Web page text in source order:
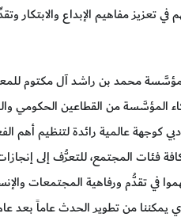
مفاهيم الإبداع والابتكار
محمد بن راشد آل مكتوم
المؤسَّسة من القطاعين الحكومي
كوجهة عالمية رائدة لتنظيم أهم
فئات المجتمع، للتعرُّف إلى
في تقدُّم ورفاهية المجتمعات
من تطوير الحدث عاماً بعد